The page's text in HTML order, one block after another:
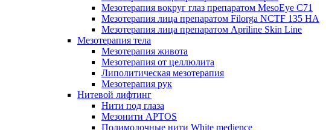
Мезотерапия вокруг глаз препаратом MesoEye С71
Мезотерапия лица препаратом Filorga NCTF 135 HA
Мезотерапия лица препаратом Apriline Skin Line
Мезотерапия тела
Мезотерапия живота
Мезотерапия от целлюлита
Липолитическая мезотерапия
Мезотерапия рук
Нитевой лифтинг
Нити под глаза
Мезонити APTOS
Полимолочные нити White medience